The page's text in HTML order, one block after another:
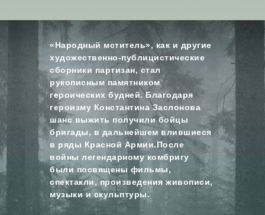
«Народный мститель», как и другие
художественно-публицистические
сборники партизан, стал
рукописным памятником
героических будней. Благодаря
героизму Константина Заслонова
шанс выжить получили бойцы
бригады, в дальнейшем влившиеся
в ряды Красной Армии.После
войны легендарному комбригу
были посвящены фильмы,
спектакли, произведения живописи,
музыки и скульптуры.